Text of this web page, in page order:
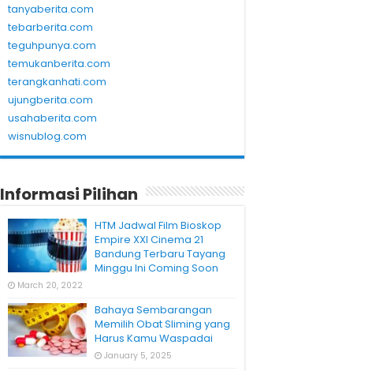
tanyaberita.com
tebarberita.com
teguhpunya.com
temukanberita.com
terangkanhati.com
ujungberita.com
usahaberita.com
wisnublog.com
Informasi Pilihan
HTM Jadwal Film Bioskop
Empire XXI Cinema 21
Bandung Terbaru Tayang
Minggu Ini Coming Soon
March 20, 2022
Bahaya Sembarangan
Memilih Obat Sliming yang
Harus Kamu Waspadai
January 5, 2025